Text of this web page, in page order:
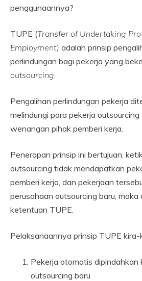
penggunaannya?
TUPE (Transfer of Undertaking
Employment) adalah prinsip
perlindungan bagi pekerja yang
outsourcing
Pengalihan perlindungan pekerja
melindungi para pekerja
wenangan pihak pemberi kerja.
Penerapan prinsip ini bertujuan,
outsourcing tidak mendapatkan
pemberi kerja, dan pekerjaan
perusahaan outsourcing baru, maka
ketentuan TUPE.
Pelaksanaannya prinsip TUPE kira-
Pekerja otomatis dipindahkan
outsourcing baru